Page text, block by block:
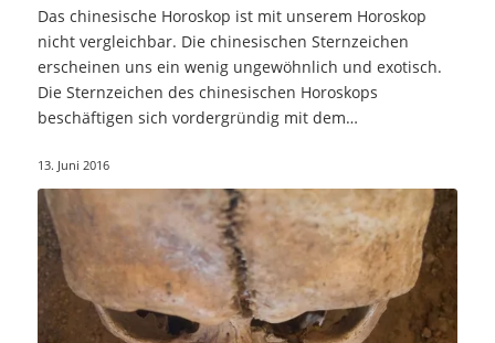
Das chinesische Horoskop ist mit unserem Horoskop
nicht vergleichbar. Die chinesischen Sternzeichen
erscheinen uns ein wenig ungewöhnlich und exotisch.
Die Sternzeichen des chinesischen Horoskops
beschäftigen sich vordergründig mit dem…
13. Juni 2016